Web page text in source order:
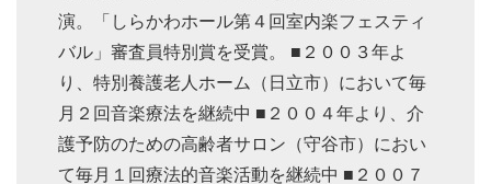
演。「しらかわホール第４回室内楽フェスティ
バル」審査員特別賞を受賞。 ■２００３年よ
り、特別養護老人ホーム（日立市）において毎
月２回音楽療法を継続中 ■２００４年より、介
護予防のための高齢者サロン（守谷市）におい
て毎月１回療法的音楽活動を継続中 ■２００７